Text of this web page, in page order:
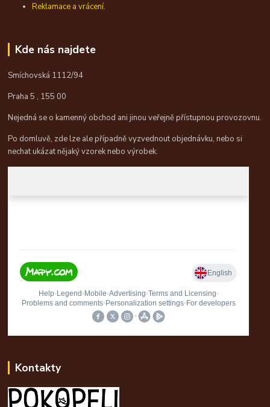
Reklamace a vrácení.
Kde nás najdete
Smíchovská 1112/94
Praha 5 , 155 00
Nejedná se o kamenný obchod ani jinou veřejně přístupnou provozovnu.
Po domluvě, zde lze ale případně vyzvednout objednávku, nebo si
nechat ukázat nějaký vzorek nebo výrobek.
Kontakty